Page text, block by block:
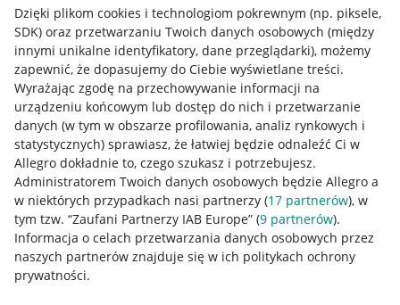
Dzięki plikom cookies i technologiom pokrewnym (np. piksele,
SDK) oraz przetwarzaniu Twoich danych osobowych (między
innymi unikalne identyfikatory, dane przeglądarki), możemy
zapewnić, że dopasujemy do Ciebie wyświetlane treści.
Wyrażając zgodę na przechowywanie informacji na
urządzeniu końcowym lub dostęp do nich i przetwarzanie
danych (w tym w obszarze profilowania, analiz rynkowych i
statystycznych) sprawiasz, że łatwiej będzie odnaleźć Ci w
Allegro dokładnie to, czego szukasz i potrzebujesz.
Administratorem Twoich danych osobowych będzie Allegro a
w niektórych przypadkach nasi partnerzy (17 partnerów), w
tym tzw. “Zaufani Partnerzy IAB Europe” (9 partnerów).
Informacja o celach przetwarzania danych osobowych przez
naszych partnerów znajduje się w ich politykach ochrony
prywatności.
Przydatne informacje
Jak to działa